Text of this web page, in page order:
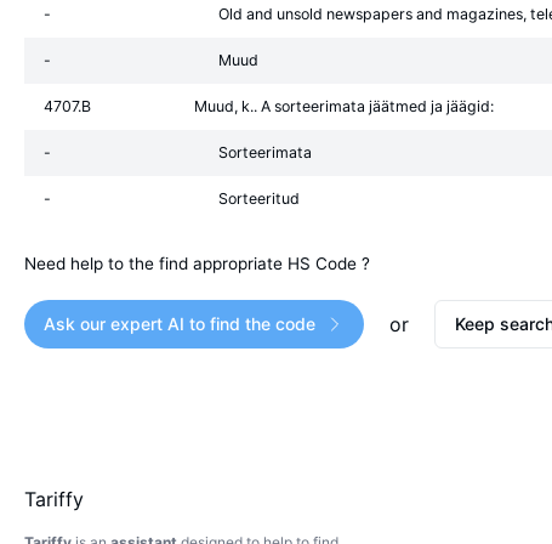
- Old and unsold newspapers and magazines,
- Muud
4707.B Muud, k.. A sorteerimata jäätmed ja jäägid:
- Sorteerimata
- Sorteeritud
Need help to the find appropriate HS Code ?
Ask our expert AI to find the code or Keep
Tariffy